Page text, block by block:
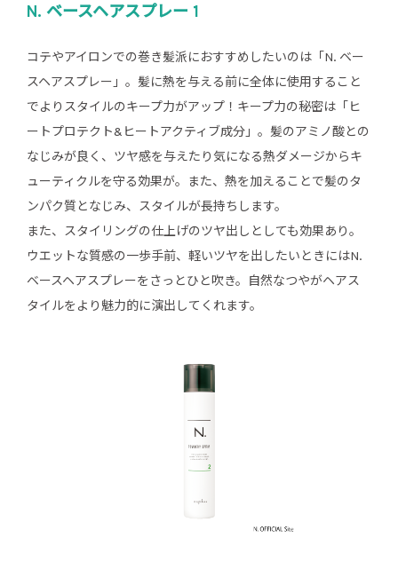
N. ベースヘアスプレー 1
コテやアイロンでの巻き髪派におすすめしたいのは「N. ベー
スヘアスプレー」。髪に熱を与える前に全体に使用すること
でよりスタイルのキープ力がアップ！キープ力の秘密は「ヒ
ートプロテクト&ヒートアクティブ成分」。髪のアミノ酸との
なじみが良く、ツヤ感を与えたり気になる熱ダメージからキ
ューティクルを守る効果が。また、熱を加えることで髪のタ
ンパク質となじみ、スタイルが長持ちします。
また、スタイリングの仕上げのツヤ出しとしても効果あり。
ウエットな質感の一歩手前、軽いツヤを出したいときにはN.
ベースヘアスプレーをさっとひと吹き。自然なつやがヘアス
タイルをより魅力的に演出してくれます。